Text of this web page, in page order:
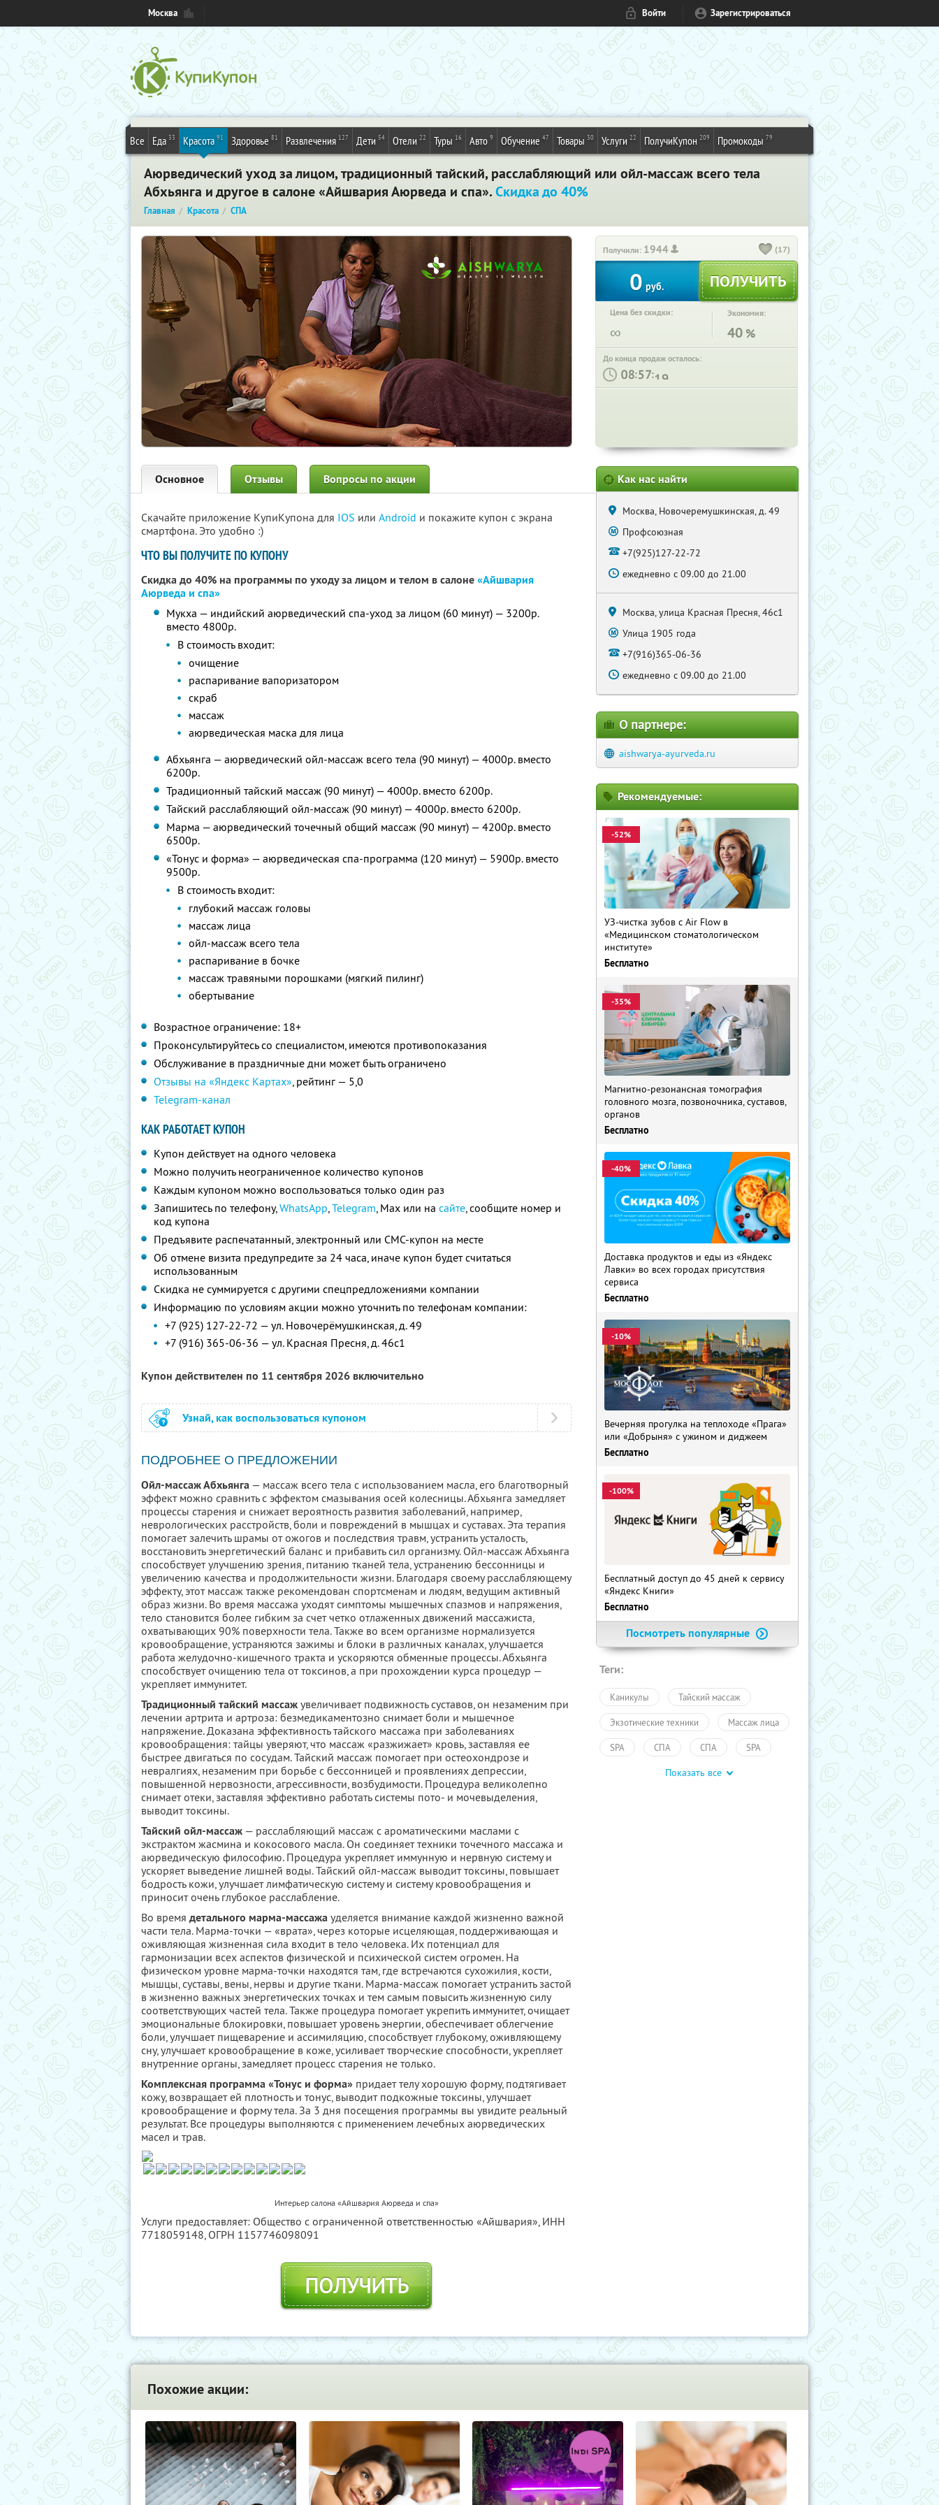
Москва Войти Зарегистрироваться
Все Еда 33 Красота 91 Здоровье 81 Развлечения 127 Дети 54 Отели 22 Туры 16 Авто 9 Обучение 47 Товары 30 Услуги 22 ПолучиКупон 209 Промокоды 79
Аюрведический уход за лицом, традиционный тайский, расслабляющий или ойл-массаж всего тела
Абхьянга и другое в салоне «Айшвария Аюрведа и спа».Скидка до 40%
Главная Красота СПА
Получили: 1944 (17)
0 руб.
Цена без скидки:
∞
Экономия:
40 %
До конца продаж осталось:
: :
Основное Отзывы Вопросы по акции
Скачайте приложение КупиКупона для IOS или Android и покажите купон с экрана
смартфона. Это удобно :)
ЧТО ВЫ ПОЛУЧИТЕ ПО КУПОНУ
Скидка до 40% на программы по уходу за лицом и телом в салоне«Айшвария
Аюрведа и спа»
Мукха — индийский аюрведический спа-уход за лицом (60 минут) — 3200р.
вместо 4800р.
В стоимость входит:
очищение
распаривание вапоризатором
скраб
массаж
аюрведическая маска для лица
Абхьянга — аюрведический ойл-массаж всего тела (90 минут) — 4000р. вместо
6200р.
Традиционный тайский массаж (90 минут) — 4000р. вместо 6200р.
Тайский расслабляющий ойл-массаж (90 минут) — 4000р. вместо 6200р.
Марма — аюрведический точечный общий массаж (90 минут) — 4200р. вместо
6500р.
«Тонус и форма» — аюрведическая спа-программа (120 минут) — 5900р. вместо
9500р.
В стоимость входит:
глубокий массаж головы
массаж лица
ойл-массаж всего тела
распаривание в бочке
массаж травяными порошками (мягкий пилинг)
обертывание
Возрастное ограничение: 18+
Проконсультируйтесь со специалистом, имеются противопоказания
Обслуживание в праздничные дни может быть ограничено
Отзывы на «Яндекс Картах», рейтинг — 5,0
Telegram-канал
КАК РАБОТАЕТ КУПОН
Купон действует на одного человека
Можно получить неограниченное количество купонов
Каждым купоном можно воспользоваться только один раз
Запишитесь по телефону,WhatsApp,Telegram, Max или на сайте, сообщите номер и
код купона
Предъявите распечатанный, электронный или СМС-купон на месте
Об отмене визита предупредите за 24 часа, иначе купон будет считаться
использованным
Скидка не суммируется с другими спецпредложениями компании
Информацию по условиям акции можно уточнить по телефонам компании:
+7 (925) 127-22-72 — ул. Новочерёмушкинская, д. 49
+7 (916) 365-06-36 — ул. Красная Пресня, д. 46с1
Купон действителен по 11 сентября 2026 включительно
Узнай, как воспользоваться купоном
ПОДРОБНЕЕ О ПРЕДЛОЖЕНИИ
Ойл-массаж Абхьянга — массаж всего тела с использованием масла, его благотворный
эффект можно сравнить с эффектом смазывания осей колесницы. Абхьянга замедляет
процессы старения и снижает вероятность развития заболеваний, например,
неврологических расстройств, боли и повреждений в мышцах и суставах. Эта терапия
помогает залечить шрамы от ожогов и последствия травм, устранить усталость,
восстановить энергетический баланс и прибавить сил организму. Ойл-массаж Абхьянга
способствует улучшению зрения, питанию тканей тела, устранению бессонницы и
увеличению качества и продолжительности жизни. Благодаря своему расслабляющему
эффекту, этот массаж также рекомендован спортсменам и людям, ведущим активный
образ жизни. Во время массажа уходят симптомы мышечных спазмов и напряжения,
тело становится более гибким за счет четко отлаженных движений массажиста,
охватывающих 90% поверхности тела. Также во всем организме нормализуется
кровообращение, устраняются зажимы и блоки в различных каналах, улучшается
работа желудочно-кишечного тракта и ускоряются обменные процессы. Абхьянга
способствует очищению тела от токсинов, а при прохождении курса процедур —
укрепляет иммунитет.
Традиционный тайский массаж увеличивает подвижность суставов, он незаменим при
лечении артрита и артроза: безмедикаментозно снимает боли и мышечное
напряжение. Доказана эффективность тайского массажа при заболеваниях
кровообращения: тайцы уверяют, что массаж «разжижает» кровь, заставляя ее
быстрее двигаться по сосудам. Тайский массаж помогает при остеохондрозе и
невралгиях, незаменим при борьбе с бессонницей и проявлениях депрессии,
повышенной нервозности, агрессивности, возбудимости. Процедура великолепно
снимает отеки, заставляя эффективно работать системы пото- и мочевыделения,
выводит токсины.
Тайский ойл-массаж — расслабляющий массаж с ароматическими маслами с
экстрактом жасмина и кокосового масла. Он соединяет техники точечного массажа и
аюрведическую философию. Процедура укрепляет иммунную и нервную систему и
ускоряет выведение лишней воды. Тайский ойл-массаж выводит токсины, повышает
бодрость кожи, улучшает лимфатическую систему и систему кровообращения и
приносит очень глубокое расслабление.
Во время детального марма-массажа уделяется внимание каждой жизненно важной
части тела. Марма-точки — «врата», через которые исцеляющая, поддерживающая и
оживляющая жизненная сила входит в тело человека. Их потенциал для
гармонизации всех аспектов физической и психической систем огромен. На
физическом уровне марма-точки находятся там, где встречаются сухожилия, кости,
мышцы, суставы, вены, нервы и другие ткани. Марма-массаж помогает устранить застой
в жизненно важных энергетических точках и тем самым повысить жизненную силу
соответствующих частей тела. Также процедура помогает укрепить иммунитет, очищает
эмоциональные блокировки, повышает уровень энергии, обеспечивает облегчение
боли, улучшает пищеварение и ассимиляцию, способствует глубокому, оживляющему
сну, улучшает кровообращение в коже, усиливает творческие способности, укрепляет
внутренние органы, замедляет процесс старения не только.
Комплексная программа «Тонус и форма» придает телу хорошую форму, подтягивает
кожу, возвращает ей плотность и тонус, выводит подкожные токсины, улучшает
кровообращение и форму тела. За 3 дня посещения программы вы увидите реальный
результат. Все процедуры выполняются с применением лечебных аюрведических
масел и трав.
Интерьер салона «Айшвария Аюрведа и спа»
Услуги предоставляет: Общество с ограниченной ответственностью «Айшвария», ИНН
7718059148, ОГРН 1157746098091
ПОЛУЧИТЬ
Как нас найти
Москва, Новочеремушкинская, д. 49
Профсоюзная
+7(925)127-22-72
ежедневно с 09.00 до 21.00
Москва, улица Красная Пресня, 46с1
Улица 1905 года
+7(916)365-06-36
ежедневно с 09.00 до 21.00
О партнере:
aishwarya-ayurveda.ru
Рекомендуемые:
-52%
УЗ-чистка зубов с Air Flow в
«Медицинском стоматологическом
институте»
Бесплатно
-35%
Магнитно-резонансная томография
головного мозга, позвоночника, суставов,
органов
Бесплатно
-40%
Доставка продуктов и еды из «Яндекс
Лавки» во всех городах присутствия
сервиса
Бесплатно
-10%
Вечерняя прогулка на теплоходе «Прага»
или «Добрыня» с ужином и диджеем
Бесплатно
-100%
Бесплатный доступ до 45 дней к сервису
«Яндекс Книги»
Бесплатно
Посмотреть популярные
Теги:
Каникулы Тайский массаж
Экзотические техники Массаж лица
SPA СПА СПА SPA
Коррекция фигуры
Показать все
Похожие акции: